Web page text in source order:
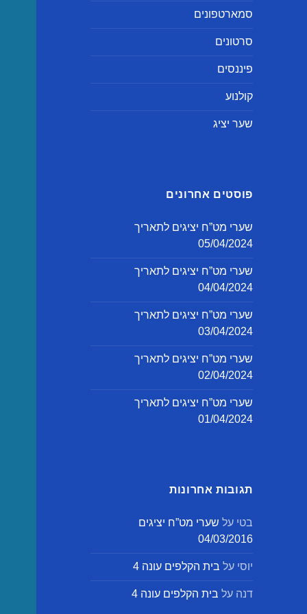
סמארטפונים
סרטונים
פיננסים
קולנוע
שער יציג
פוסטים אחרונים
שערי מט”ח יציגים לתאריך
05/04/2024
שערי מט”ח יציגים לתאריך
04/04/2024
שערי מט”ח יציגים לתאריך
03/04/2024
שערי מט”ח יציגים לתאריך
02/04/2024
שערי מט”ח יציגים לתאריך
01/04/2024
תגובות אחרונות
בטי על שערי מט”ח יציגים
04/03/2016
יוסי על בית הקלפים עונה 4
דנה על בית הקלפים עונה 4